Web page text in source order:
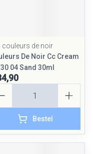
couleurs de noir
De Noir Cc Cream
04 Sand 30ml
Bestel